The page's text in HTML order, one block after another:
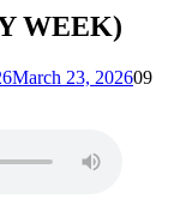
WEEK)
March 23, 202609